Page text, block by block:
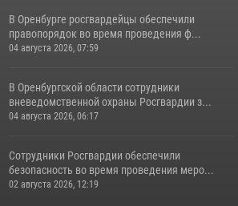
В Оренбурге росгвардейцы обеспечили
правопорядок во время проведения ф...
04 августа 2026, 07:59
В Оренбургской области сотрудники
вневедомственной охраны Росгвардии з...
04 августа 2026, 06:17
Сотрудники Росгвардии обеспечили
безопасность во время проведения меро...
02 августа 2026, 12:19